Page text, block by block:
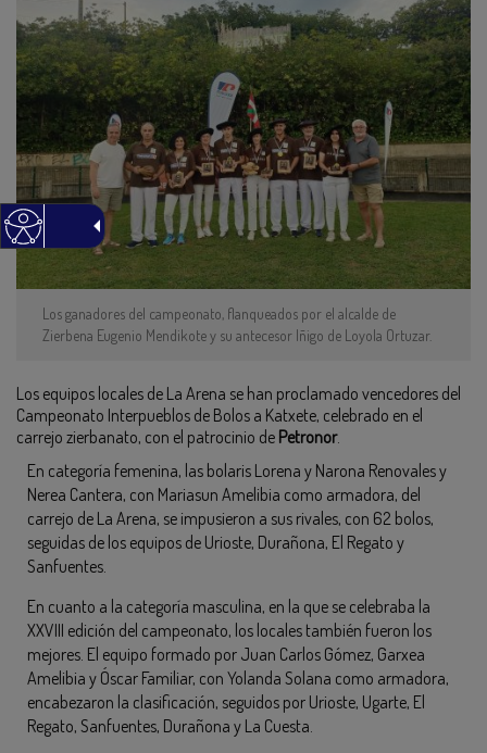
Los ganadores del campeonato, flanqueados por el alcalde de
Zierbena Eugenio Mendikote y su antecesor Iñigo de Loyola Ortuzar.
Los equipos locales de La Arena se han proclamado vencedores del
Campeonato Interpueblos de Bolos a Katxete, celebrado en el
carrejo zierbanato, con el patrocinio de Petronor.
En categoría femenina, las bolaris Lorena y Narona Renovales y
Nerea Cantera, con Mariasun Amelibia como armadora, del
carrejo de La Arena, se impusieron a sus rivales, con 62 bolos,
seguidas de los equipos de Urioste, Durañona, El Regato y
Sanfuentes.
En cuanto a la categoría masculina, en la que se celebraba la
XXVIII edición del campeonato, los locales también fueron los
mejores. El equipo formado por Juan Carlos Gómez, Garxea
Amelibia y Óscar Familiar, con Yolanda Solana como armadora,
encabezaron la clasificación, seguidos por Urioste, Ugarte, El
Regato, Sanfuentes, Durañona y La Cuesta.